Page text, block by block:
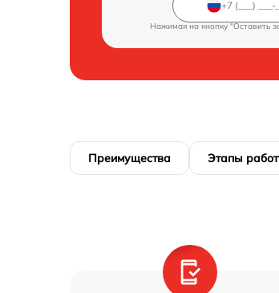
Нажимая на кнопку "Оставить
Преимущества Этапы работ